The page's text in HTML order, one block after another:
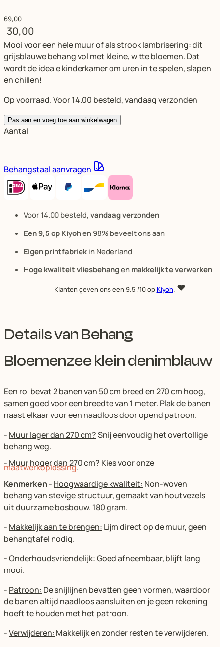
69,00
30,00
Mooi voor een hele muur of als strook lambrisering: dit
grijsblauwe behang vol met kleine, witte bloemen. Dat
wordt de ideale kinderkamer om uren in te spelen, slapen
en chillen!
Op voorraad. Voor 14.00 besteld, vandaag verzonden
Pas aan en voeg toe aan winkelwagen
Aantal
Behangstaal aanvragen
Voor 14.00 besteld,vandaag verzonden
Een 9,5 op Kiyohen 98% beveelt ons aan
Eigen printfabriekin Nederland
Hoge kwaliteit vliesbehangenmakkelijk te verwerken
Klanten geven ons een 9.5 /10 opKiyoh.
Details van Behang
Bloemenzee klein denimblauw
Een rol bevat2 banen van 50 cm breed en 270 cm hoog,
samen goed voor een breedte van 1 meter. Plak de banen
naast elkaar voor een naadloos doorlopend patroon.
- Muur lager dan 270 cm?Snij eenvoudig het overtollige
behang weg.
- Muur hoger dan 270 cm? Kies voor onze
maatwerkoplossing.
Kenmerken - Hoogwaardige kwaliteit: Non-woven
behang van stevige structuur, gemaakt van houtvezels
uit duurzame bosbouw. 180 gram.
- Makkelijk aan te brengen: Lijm direct op de muur, geen
behangtafel nodig.
-Onderhoudsvriendelijk:Goed afneembaar, blijft lang
mooi.
- Patroon: De snijlijnen bevatten geen vormen, waardoor
de banen altijd naadloos aansluiten en je geen rekening
hoeft te houden met het patroon.
-Verwijderen: Makkelijk en zonder resten te verwijderen.